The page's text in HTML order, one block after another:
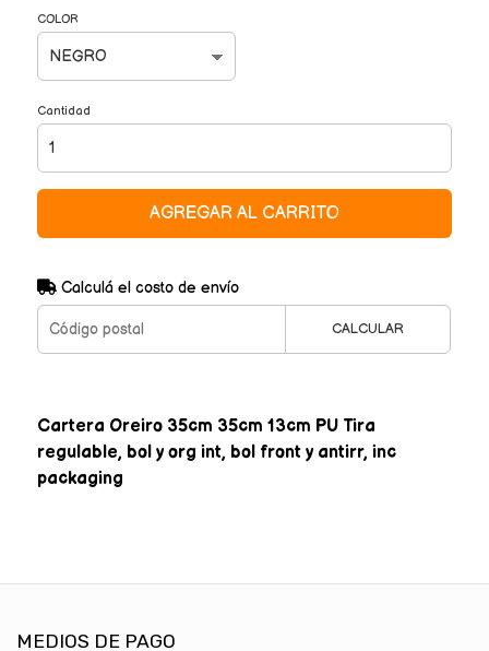
COLOR
Cantidad
AGREGAR AL CARRITO
Calculá el costo de envío
CALCULAR
Cartera Oreiro 35cm 35cm 13cm PU Tira
regulable, bol y org int, bol front y antirr, inc
packaging
MEDIOS DE PAGO